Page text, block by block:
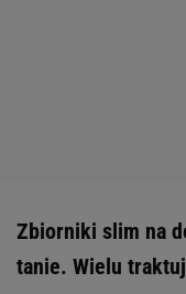
Zbiorniki slim na
tanie. Wielu